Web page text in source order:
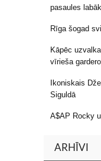
pasaules
Rīga šogad
Kāpēc
vīrieša
Ikoniskais
Siguldā
A$AP Rocky
ARHĪVI